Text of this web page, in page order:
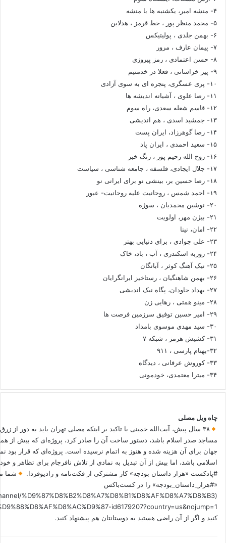
۴- منشه امیر، یکشنبه ها با منشه
۵- محمد منظر پور ، خط قرمز ، هدلاین
۶- بهمن جلدی ، پولیتیکس
۷- پیمان عارف ، مرور
۸- حسن اعتمادی ، رمز پیروزی
۹- پیر خراسانی ، فعلا در خدمتیم
۱۰- پری عسگری، پنجره ای به سوی آزادی
۱۱- رضا علوی ، آشیانه اندیشه ها
۱۲- قاسم شعله سعدی، راه سوم
۱۳- جمشید اسدی ، هم اندیشی
۱۴- رضا گوهرزاد، ایران پست
۱۵- سعید احمدی ، ایران پاد
۱۶- روح الله رحیم پور ، زنگ خبر
۱۷- جلال ایجادی، فلسفه ، جامعه شناسی ، سیاست
۱۸- رضا حسین بر، بینشی نو برای ایرانی نو
۱۹- احمد شمس ، روحانیت علیه روحانیت- عبور
۲۰- نوشین محمدیان ، سوژه
۲۱- بیژن مهر، اولویت
۲۲- امان، نینا
۲۳- علی جوادی ، برای دنیایی بهتر
۲۴- روزبه اسکندری ، آب ، باد، خاک
۲۵- نیک آهنگ کوثر ، آبانگان
۲۶- بهمن شاهنگیان ، رستاخیز ایرانگرایان
۲۷- بهداد جاودان، پگاه نیک اندیشی
۲۸- مینو همتی ، رهایی زن
۲۹- امیر حسین توفیق سرزمین فرصت ها
۳۰- سید مهدی موسوی بامداد
۳۱- کشیش هرمز ، شبکه ۷
۳۲-بهنام پارسی ، ۹۱۱
۳۳- کوروش عرفانی ، دیدگاه
۳۴- میترا معتمدی، خودمونی
چاه ویل مصلی
۳۸ سال پیش، آیت‌الله خمینی با تاکید بر اینکه مصلی تهران باید به دور از
مساجد صدر اسلام باشد، دستور ساخت آن را صادر کرد، پروژه‌ای که بیش از
جهان برای آن هزینه شده و هنوز به اتمام نرسیده است. پروژه‌ای که قرار بود
اسلامی باشد، اما بیش از آن تبدیل به نمادی از تلاش نافرجام برای تظاهر و
#پادکست «هزار داستان بودجه» کار مشترکی از فکت‌نامه و رادیوفردا.
شما
«#هزار_داستان_بودجه» را در کست‌باکس
%D9%87%D8%B2%D8%A7%D8%B1%D8%AF%D8%A7%D8%B3
کنید و اگر از آن راضی هستید به دوستانتان هم پیشنهاد کنید.